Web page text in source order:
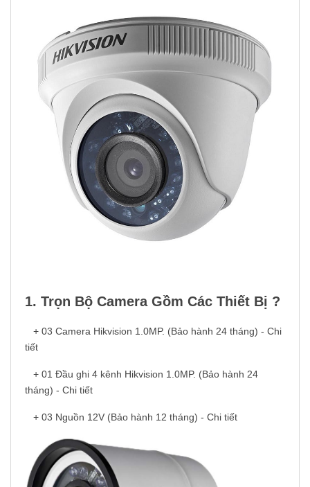
1. Trọn Bộ Camera Gồm Các Thiết Bị ?
+ 03 Camera Hikvision 1.0MP. (Bảo hành 24 tháng) - Chi
tiết
+ 01 Đầu ghi 4 kênh Hikvision 1.0MP. (Bảo hành 24
tháng) - Chi tiết
+ 03 Nguồn 12V (Bảo hành 12 tháng) - Chi tiết